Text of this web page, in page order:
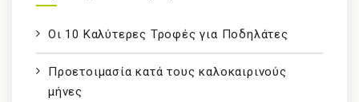
Οι 10 Καλύτερες Τροφές για Ποδηλάτες
Προετοιμασία κατά τους καλοκαιρινούς
μήνες